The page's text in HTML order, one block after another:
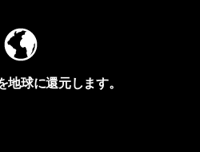
地球に還元します。